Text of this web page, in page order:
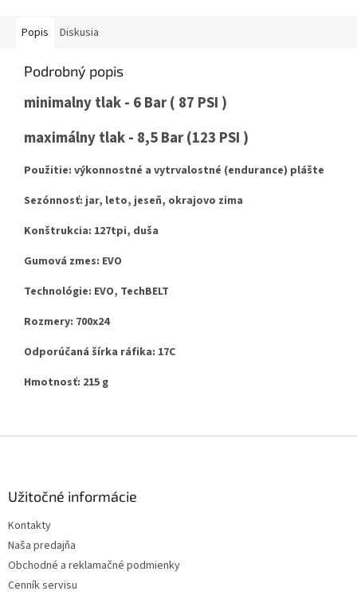
Popis Diskusia
Podrobný popis
minimalny tlak - 6 Bar ( 87 PSI )
maximálny tlak - 8,5 Bar (123 PSI )
Použitie: výkonnostné a vytrvalostné (endurance) plášte
Sezónnosť: jar, leto, jeseň, okrajovo zima
Konštrukcia: 127tpi, duša
Gumová zmes: EVO
Technológie: EVO, TechBELT
Rozmery: 700x24
Odporúčaná šírka ráfika: 17C
Hmotnosť: 215 g
Užitočné informácie
Kontakty
Naša predajňa
Obchodné a reklamačné podmienky
Cenník servisu